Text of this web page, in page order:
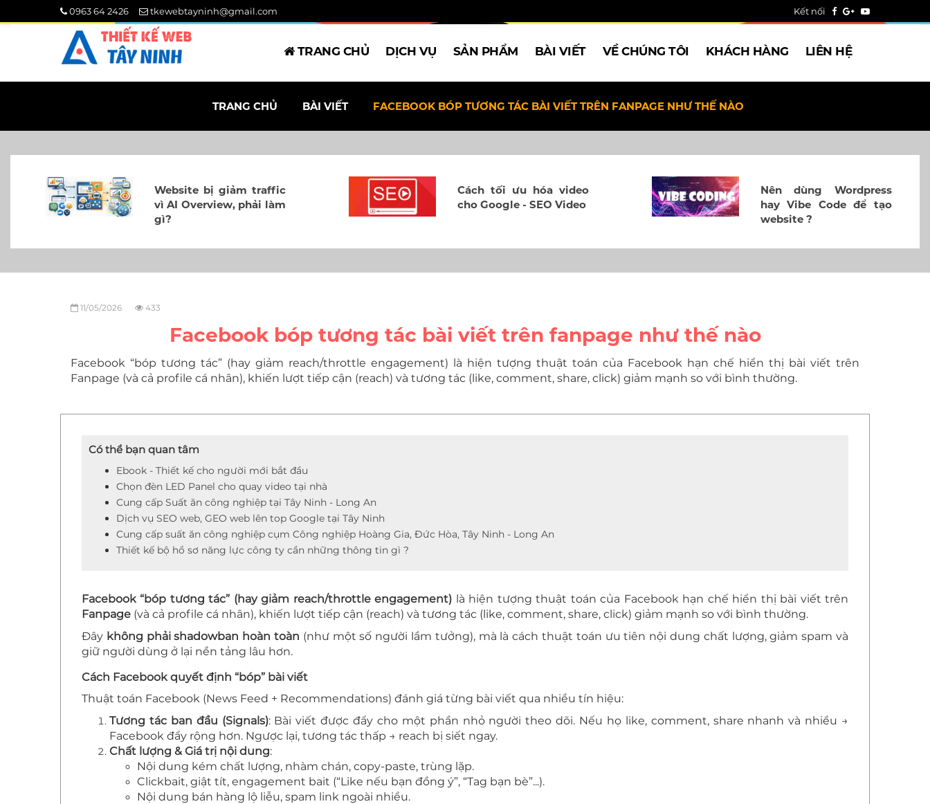
0963 64 2426 tkewebtayninh@gmail.com Kết nối
TRANG CHỦ DỊCH VỤ SẢN PHẨM BÀI VIẾT VỀ CHÚNG TÔI KHÁCH HÀNG LIÊN HỆ
TRANG CHỦ BÀI VIẾT FACEBOOK BÓP TƯƠNG TÁC BÀI VIẾT TRÊN FANPAGE NHƯ THẾ NÀO
Website bị giảm traffic
vì AI Overview, phải làm
gì?
Cách tối ưu hóa video
cho Google - SEO Video
Nên dùng Wordpress
hay Vibe Code để tạo
website ?
11/05/2026 433
Facebook bóp tương tác bài viết trên fanpage như thế nào
Facebook “bóp tương tác” (hay giảm reach/throttle engagement) là hiện tượng thuật toán của Facebook hạn chế hiển thị bài viết trên
Fanpage (và cả profile cá nhân), khiến lượt tiếp cận (reach) và tương tác (like, comment, share, click) giảm mạnh so với bình thường.
Có thể bạn quan tâm
Ebook - Thiết kế cho người mới bắt đầu
Chọn đèn LED Panel cho quay video tại nhà
Cung cấp Suất ăn công nghiệp tại Tây Ninh - Long An
Dịch vụ SEO web, GEO web lên top Google tại Tây Ninh
Cung cấp suất ăn công nghiệp cụm Công nghiệp Hoàng Gia, Đức Hòa, Tây Ninh - Long An
Thiết kế bộ hồ sơ năng lực công ty cần những thông tin gì ?
Facebook “bóp tương tác” (hay giảm reach/throttle engagement) là hiện tượng thuật toán của Facebook hạn chế hiển thị bài viết trên
Fanpage (và cả profile cá nhân), khiến lượt tiếp cận (reach) và tương tác (like, comment, share, click) giảm mạnh so với bình thường.
Đây không phải shadowban hoàn toàn (như một số người lầm tưởng), mà là cách thuật toán ưu tiên nội dung chất lượng, giảm spam và
giữ người dùng ở lại nền tảng lâu hơn.
Cách Facebook quyết định “bóp” bài viết
Thuật toán Facebook (News Feed + Recommendations) đánh giá từng bài viết qua nhiều tín hiệu:
Tương tác ban đầu (Signals): Bài viết được đẩy cho một phần nhỏ người theo dõi. Nếu họ like, comment, share nhanh và nhiều →
Facebook đẩy rộng hơn. Ngược lại, tương tác thấp → reach bị siết ngay.
Chất lượng & Giá trị nội dung:
Nội dung kém chất lượng, nhàm chán, copy-paste, trùng lặp.
Clickbait, giật tít, engagement bait (“Like nếu bạn đồng ý”, “Tag bạn bè”...).
Nội dung bán hàng lộ liễu, spam link ngoài nhiều.